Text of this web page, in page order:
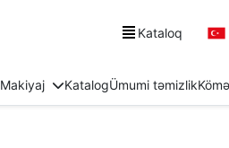
Kataloq
Makiyaj KatalogÜmumi təmizlik